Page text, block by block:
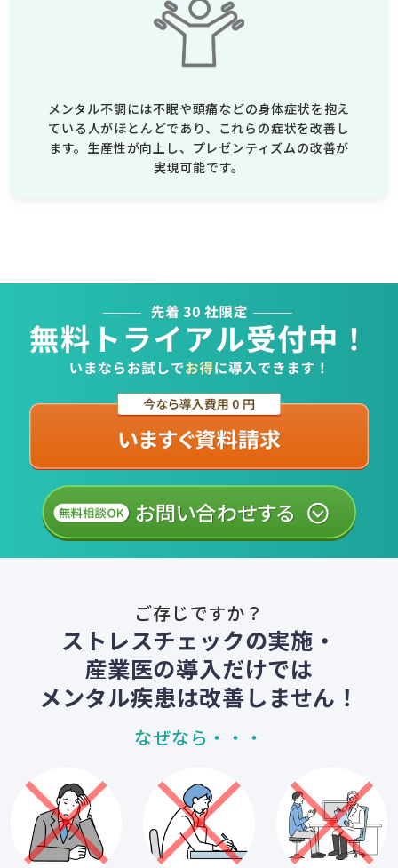
メンタル不調には不眠や頭痛などの身体症状を抱え
ている人がほとんどであり、これらの症状を改善し
ます。生産性が向上し、プレゼンティズムの改善が
実現可能です。
ご存じですか？
ストレスチェックの実施・
産業医の導入だけでは
メンタル疾患は改善しません！
なぜなら・・・